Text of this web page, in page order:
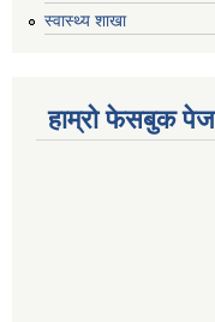
स्वास्थ्य शाखा
हाम्रो फेसबुक पेज